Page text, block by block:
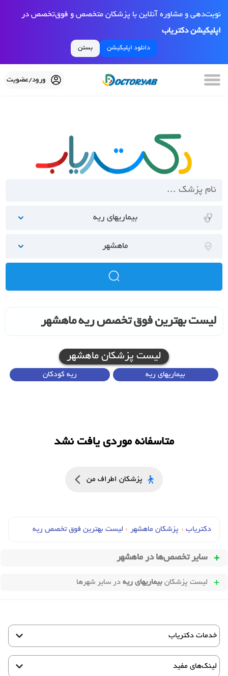
نوبت‌دهی و مشاوره آنلاین با پزشکان متخصص و فوق‌تخصص در
اپلیکیشن دکتریاب
دانلود اپلیکیشن بستن
ورود/عضویت
بیماریهای ریه
ماهشهر
لیست بهترین فوق تخصص ریه ماهشهر
لیست پزشکان ماهشهر
بیماریهای ریه ریه کودکان
متاسفانه موردی یافت نشد
پزشکان اطراف من
دکتریاب › پزشکان ماهشهر › لیست بهترین فوق تخصص ریه
سایر تخصص‌ها در ماهشهر
لیست پزشکان بیماریهای ریه در سایر شهرها
خدمات دکتریاب
لینک‌های مفید